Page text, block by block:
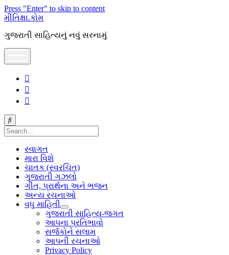
Press "Enter" to skip to content
મીતિક્ષા.કોમ
ગુજરાતી સાહિત્યનું નવું સરનામું
Search
સ્વાગત
મારા વિશે
ચાતક (સ્વરચિત)
ગુજરાતી ગઝલો
ગીત, પ્રાર્થના અને ભજન
અન્ય રચનાઓ
વધુ માહિતી
open
dropdown
menu
ગુજરાતી સાહિત્ય-જગત
આપના પ્રતિભાવો
સર્જકોને સલામ
આપની રચનાઓ
Privacy Policy